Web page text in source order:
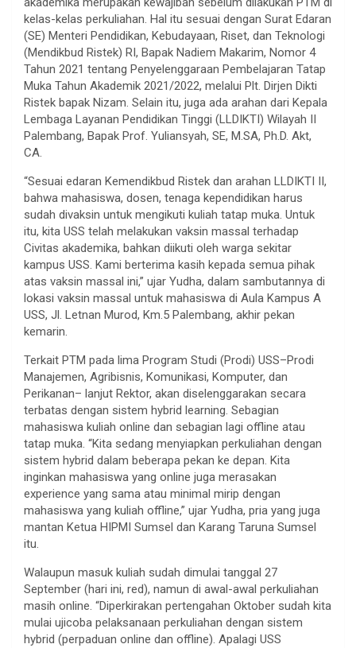
kelas-kelas perkuliahan. Hal itu sesuai dengan Surat Edaran
(SE) Menteri Pendidikan, Kebudayaan, Riset, dan Teknologi
(Mendikbud Ristek) RI, Bapak Nadiem Makarim, Nomor 4
Tahun 2021 tentang Penyelenggaraan Pembelajaran Tatap
Muka Tahun Akademik 2021/2022, melalui Plt. Dirjen Dikti
Ristek bapak Nizam. Selain itu, juga ada arahan dari Kepala
Lembaga Layanan Pendidikan Tinggi (LLDIKTI) Wilayah II
Palembang, Bapak Prof. Yuliansyah, SE, M.SA, Ph.D. Akt,
CA.
“Sesuai edaran Kemendikbud Ristek dan arahan LLDIKTI II,
bahwa mahasiswa, dosen, tenaga kependidikan harus
sudah divaksin untuk mengikuti kuliah tatap muka. Untuk
itu, kita USS telah melakukan vaksin massal terhadap
Civitas akademika, bahkan diikuti oleh warga sekitar
kampus USS. Kami berterima kasih kepada semua pihak
atas vaksin massal ini,” ujar Yudha, dalam sambutannya di
lokasi vaksin massal untuk mahasiswa di Aula Kampus A
USS, Jl. Letnan Murod, Km.5 Palembang, akhir pekan
kemarin.
Terkait PTM pada lima Program Studi (Prodi) USS–Prodi
Manajemen, Agribisnis, Komunikasi, Komputer, dan
Perikanan– lanjut Rektor, akan diselenggarakan secara
terbatas dengan sistem hybrid learning. Sebagian
mahasiswa kuliah online dan sebagian lagi offline atau
tatap muka. “Kita sedang menyiapkan perkuliahan dengan
sistem hybrid dalam beberapa pekan ke depan. Kita
inginkan mahasiswa yang online juga merasakan
experience yang sama atau minimal mirip dengan
mahasiswa yang kuliah offline,” ujar Yudha, pria yang juga
mantan Ketua HIPMI Sumsel dan Karang Taruna Sumsel
itu.
Walaupun masuk kuliah sudah dimulai tanggal 27
September (hari ini, red), namun di awal-awal perkuliahan
masih online. “Diperkirakan pertengahan Oktober sudah kita
mulai ujicoba pelaksanaan perkuliahan dengan sistem
hybrid (perpaduan online dan offline). Apalagi USS